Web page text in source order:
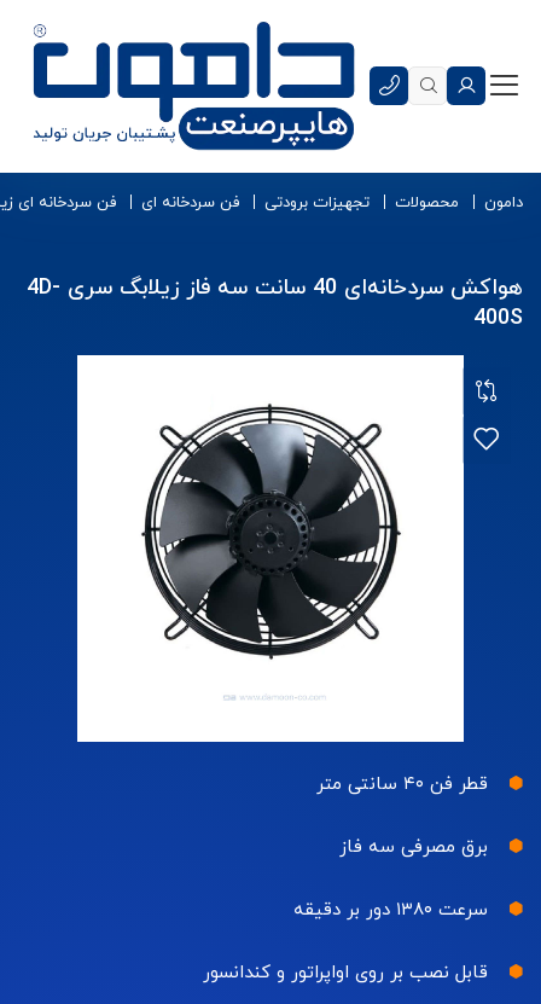
دامون محصولات تجهیزات برودتی فن سردخانه ای فن سردخانه‌ ای
هواکش سردخانه‌ای 40 سانت سه فاز زیلابگ سری 4D-
400S
قطر فن ۴۰ سانتی متر
برق مصرفی سه فاز
سرعت ۱۳۸۰ دور بر دقیقه
قابل نصب بر روی اواپراتور و کندانسور